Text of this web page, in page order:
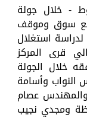
- خلال جولة
سوق وموقف
استغلال
قرى المركز
خلال الجولة
النواب وأسامة
عصام
ومجدي نجيب